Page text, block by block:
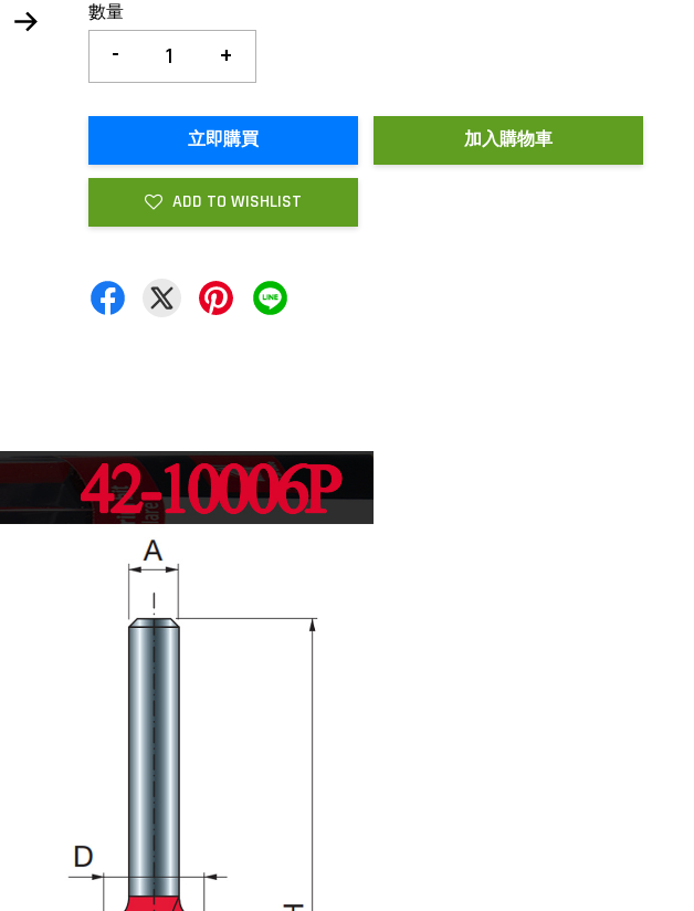
數量
- +
立即購買 加入購物車
ADD TO WISHLIST